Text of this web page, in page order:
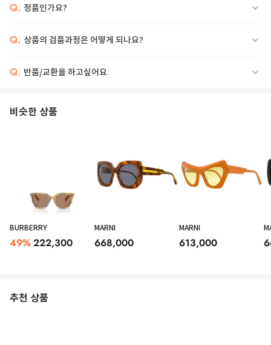
Q. 정품인가요?
Q. 상품의 검품과정은 어떻게 되나요?
Q. 반품/교환을 하고싶어요
비슷한 상품
BURBERRY
49%222,300
MARNI
668,000
MARNI
613,000
추천 상품